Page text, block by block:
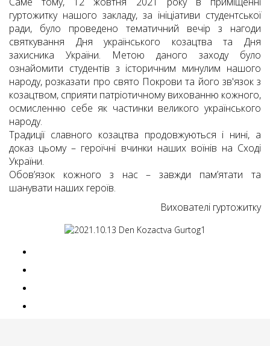
гуртожитку нашого закладу, за ініціативи студентської
ради, було проведено тематичний вечір з нагоди
святкування Дня українського козацтва та Дня
захисника України. Метою даного заходу було
ознайомити студентів з історичним минулим нашого
народу, розказати про свято Покрови та його зв'язок з
козацтвом, сприяти патріотичному вихованню кожного,
осмисленню себе як частинки великого українського
народу.
Традиції славного козацтва продовжуються і нині, а
доказ цьому – героїчні вчинки наших воїнів на Сході
України.
Обов’язок кожного з нас – завжди пам’ятати та
шанувати наших героїв.
Вихователі гуртожитку